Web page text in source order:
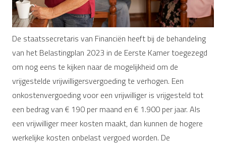
De staatssecretaris van Financiën heeft bij de behandeling
van het Belastingplan 2023 in de Eerste Kamer toegezegd
om nog eens te kijken naar de mogelijkheid om de
vrijgestelde vrijwilligersvergoeding te verhogen. Een
onkostenvergoeding voor een vrijwilliger is vrijgesteld tot
een bedrag van € 190 per maand en € 1.900 per jaar. Als
een vrijwilliger meer kosten maakt, dan kunnen de hogere
werkelijke kosten onbelast vergoed worden. De